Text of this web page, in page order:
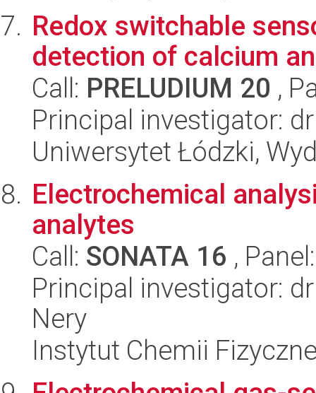
Redox switchable
detection of calcium
Call: PRELUDIUM 20 ,
Principal investigator:
Uniwersytet Łódzki,
Electrochemical
analytes
Call: SONATA 16 ,
Principal investigator:
Nery
Instytut Chemii